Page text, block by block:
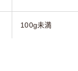
100g未満